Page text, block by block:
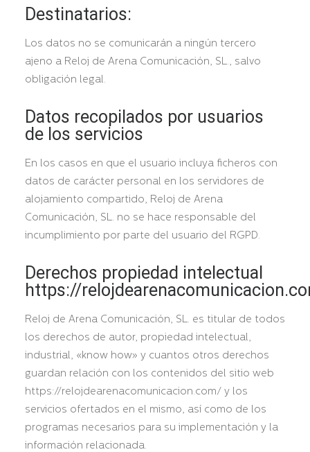
Destinatarios:
Los datos no se comunicarán a ningún tercero
ajeno a Reloj de Arena Comunicación, SL., salvo
obligación legal.
Datos recopilados por usuarios
de los servicios
En los casos en que el usuario incluya ficheros con
datos de carácter personal en los servidores de
alojamiento compartido, Reloj de Arena
Comunicación, SL. no se hace responsable del
incumplimiento por parte del usuario del RGPD.
Derechos propiedad intelectual
https://
Reloj de Arena Comunicación, SL. es titular de todos
los derechos de autor, propiedad intelectual,
industrial, «know how» y cuantos otros derechos
guardan relación con los contenidos del sitio web
https://relojdearenacomunicacion.com/ y los
servicios ofertados en el mismo, así como de los
programas necesarios para su implementación y la
información relacionada.